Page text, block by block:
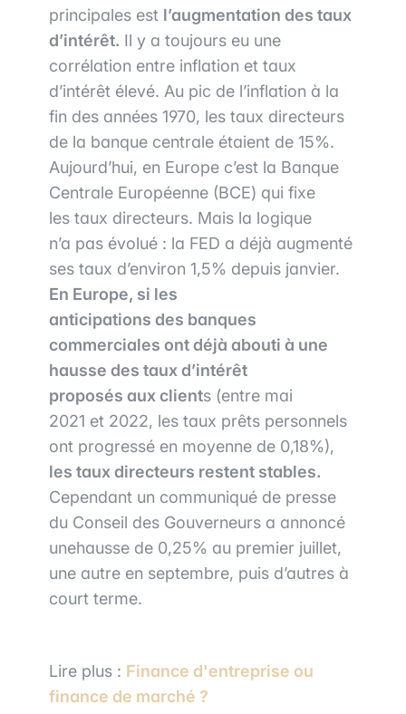
principales est l’augmentation des taux
d’intérêt. Il y a toujours eu une
corrélation entre inflation et taux
d’intérêt élevé. Au pic de l’inflation à la
fin des années 1970, les taux directeurs
de la banque centrale étaient de 15%.
Aujourd’hui, en Europe c’est la Banque
Centrale Européenne (BCE) qui fixe
les taux directeurs. Mais la logique
n’a pas évolué : la FED a déjà augmenté
ses taux d’environ 1,5% depuis janvier.
En Europe, si les
anticipations des banques
commerciales ont déjà abouti à une
hausse des taux d’intérêt
proposés auxclients (entre mai
2021 et 2022, les taux prêts personnels
ont progressé en moyenne de 0,18%),
les taux directeurs restent stables.
Cependant un communiqué de presse
du Conseil des Gouverneurs a annoncé
unehausse de 0,25% au premier juillet,
une autre en septembre, puis d’autres à
court terme.
Lire plus : Finance d'entreprise ou
finance de marché ?